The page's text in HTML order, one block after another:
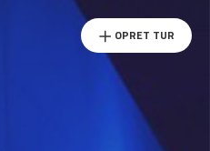
OPRET TUR